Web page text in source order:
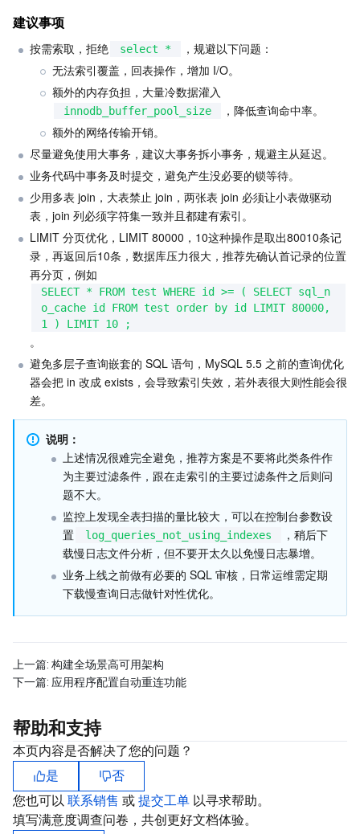
建议事项
按需索取，拒绝 select *
，规避以下问题：
无法索引覆盖，回表操作，增加 I/O。
额外的内存负担，大量冷数据灌入
innodb_buffer_pool_size
，降低查询命中率。
额外的网络传输开销。
尽量避免使用大事务，建议大事务拆小事务，规避主从延迟。
业务代码中事务及时提交，避免产生没必要的锁等待。
少用多表 join，大表禁止 join，两张表 join 必须让小表做驱动
表，join 列必须字符集一致并且都建有索引。
LIMIT 分页优化，LIMIT 80000，10这种操作是取出80010条记
录，再返回后10条，数据库压力很大，推荐先确认首记录的位置
再分页，例如
SELECT * FROM test WHERE id >= ( SELECT sql_n
o_cache id FROM test order by id LIMIT 80000,
1 ) LIMIT 10 ;
。
避免多层子查询嵌套的 SQL 语句，MySQL 5.5 之前的查询优化
器会把 in 改成 exists，会导致索引失效，若外表很大则性能会很
差。
说明：
上述情况很难完全避免，推荐方案是不要将此类条件作
为主要过滤条件，跟在走索引的主要过滤条件之后则问
题不大。
监控上发现全表扫描的量比较大，可以在控制台参数设
置
log_queries_not_using_indexes
，稍后下
载慢日志文件分析，但不要开太久以免慢日志暴增。
业务上线之前做有必要的 SQL 审核，日常运维需定期
下载慢查询日志做针对性优化。
上一篇: 构建全场景高可用架构
下一篇: 应用程序配置自动重连功能
帮助和支持
本页内容是否解决了您的问题？
是
否
您也可以 联系销售 或 提交工单 以寻求帮助。
填写满意度调查问卷，共创更好文档体验。